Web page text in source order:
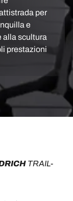
per
e
alla scultura
prestazioni
TRAIL-